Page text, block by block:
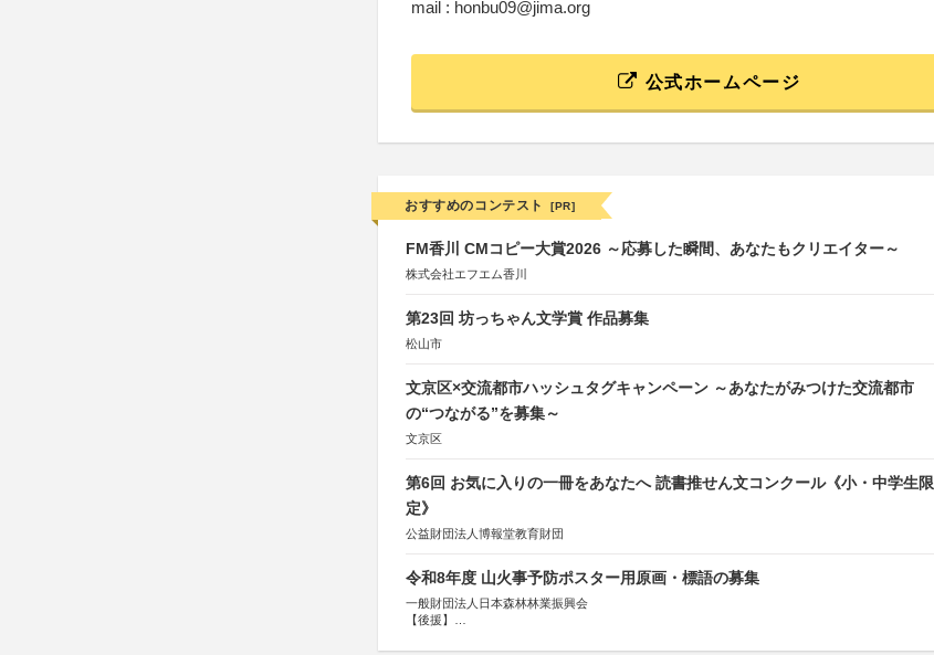
mail : honbu09@jima.org
公式ホームページ
おすすめのコンテスト [PR]
FM香川 CMコピー大賞2026 ～応募した瞬間、あなたもクリエイター～
株式会社エフエム香川
第23回 坊っちゃん文学賞 作品募集
松山市
文京区×交流都市ハッシュタグキャンペーン ～あなたがみつけた交流都市
の“つながる”を募集～
文京区
第6回 お気に入りの一冊をあなたへ 読書推せん文コンクール《小・中学生限
定》
公益財団法人博報堂教育財団
令和8年度 山火事予防ポスター用原画・標語の募集
一般財団法人日本森林林業振興会
【後援】